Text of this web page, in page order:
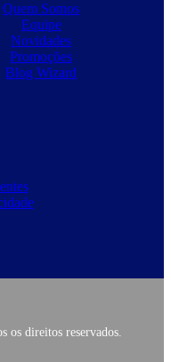
Quem Somos
Equipe
Novidades
Promoções
Blog Wizard
os direitos reservados.